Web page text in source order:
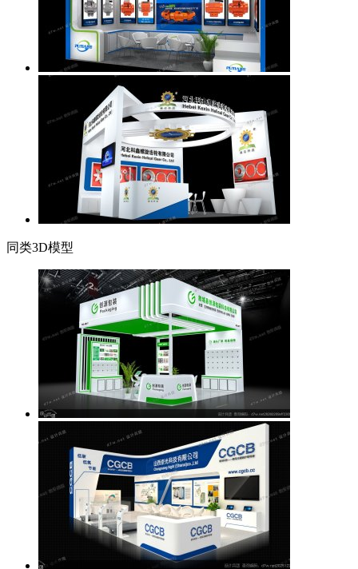
同类3D模型